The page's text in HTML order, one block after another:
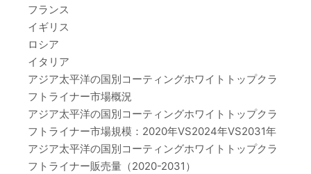
フランス
イギリス
ロシア
イタリア
アジア太平洋の国別コーティングホワイトトップクラ
フトライナー市場概況
アジア太平洋の国別コーティングホワイトトップクラ
フトライナー市場規模：2020年VS2024年VS2031年
アジア太平洋の国別コーティングホワイトトップクラ
フトライナー販売量（2020-2031）